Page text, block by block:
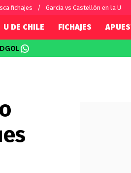
fichajes García vs Castellón en la U
U DE CHILE FICHAJES